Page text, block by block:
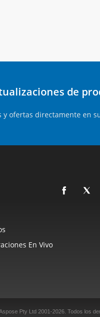
de
y ofertas directamente en
En Vivo
Pty Ltd 2001-2026. Todos los